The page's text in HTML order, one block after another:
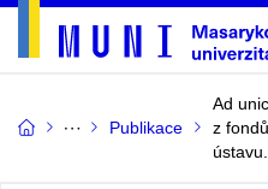
Publikace
Ad
z
ústavu.